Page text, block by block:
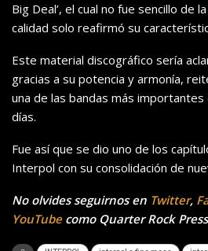
Big Deal’, el cual no fue sencillo de
calidad solo reafirmó su
Este material discográfico sería
gracias a su potencia y armonía,
una de las bandas más
días.
Fue así que se dio uno de los
Interpol con su consolidación de
No olvides seguirnos en Twitter,
YouTubecomo Quarter Rock Press